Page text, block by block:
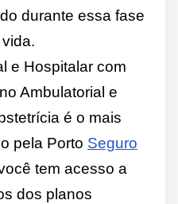
durante essa fase
e Hospitalar com
Ambulatorial e
é o mais
pela Porto Seguro
tem acesso a
dos planos